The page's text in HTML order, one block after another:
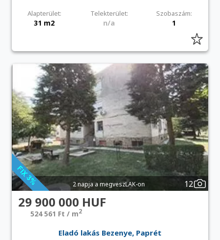
Alapterület: Telekterület: Szobaszám:
31 m2 n/a 1
2 napja a megveszLAK-on 12
29 900 000 HUF
524 561 Ft / m2
Eladó lakás Bezenye, Paprét